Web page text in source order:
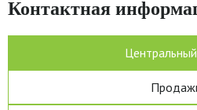
Контактная